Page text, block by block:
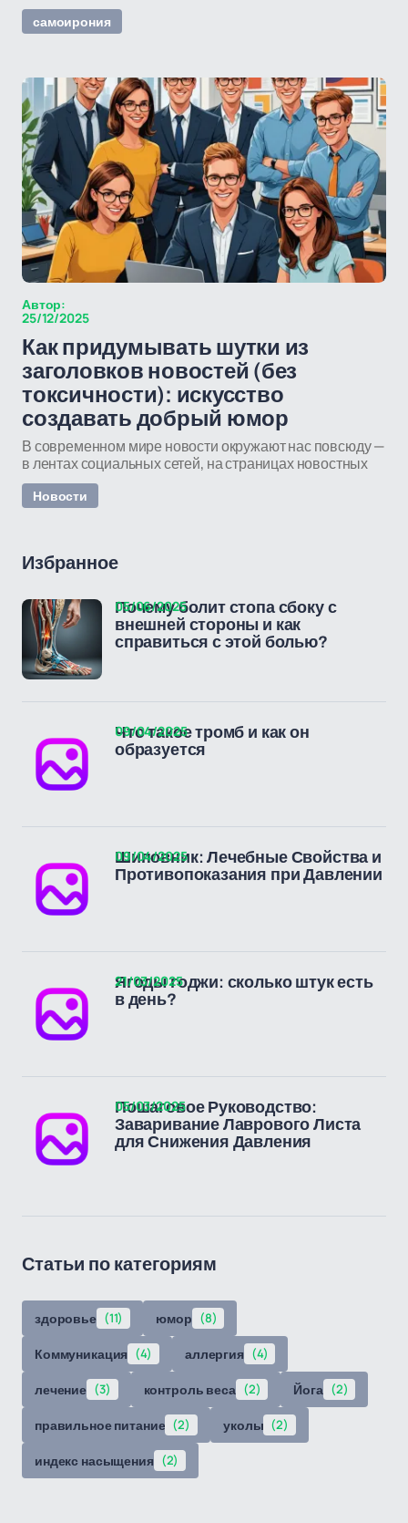
самоирония
Автор:
25/12/2025
Как придумывать шутки из
заголовков новостей (без
токсичности): искусство
создавать добрый юмор
В современном мире новости окружают нас повсюду —
в лентах социальных сетей, на страницах новостных
Новости
Избранное
Почему болит стопа сбоку с
внешней стороны и как
справиться с этой болью?
05/06/2025
Что такое тромб и как он
образуется
09/04/2025
Шиповник: Лечебные Свойства и
Противопоказания при Давлении
09/04/2025
Ягоды годжи: сколько штук есть
в день?
21/03/2025
Пошаговое Руководство:
Заваривание Лаврового Листа
для Снижения Давления
05/03/2025
Статьи по категориям
здоровье (11) юмор (8)
Коммуникация (4) аллергия (4)
лечение (3) контроль веса (2) Йога (2)
правильное питание (2) уколы (2)
индекс насыщения (2)